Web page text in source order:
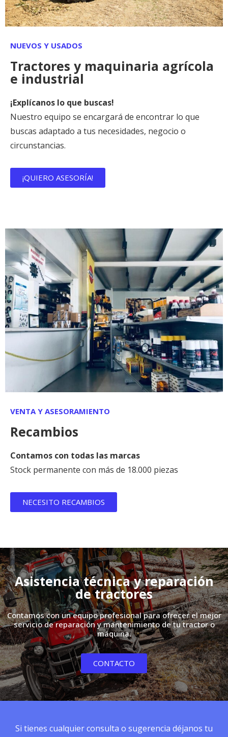
NUEVOS Y USADOS
Tractores y maquinaria agrícola
e industrial
¡Explícanos lo que buscas!
Nuestro equipo se encargará de encontrar lo que
buscas adaptado a tus necesidades, negocio o
circunstancias.
¡QUIERO ASESORÍA!
VENTA Y ASESORAMIENTO
Recambios
Contamos con todas las marcas
Stock permanente con más de 18.000 piezas
NECESITO RECAMBIOS
Asistencia técnica y reparación
de tractores
Contamos con un equipo profesional para ofrecer el mejor
servicio de reparación y mantenimiento de tu tractor o
máquina.
CONTACTO
Si tienes cualquier consulta o sugerencia déjanos tu